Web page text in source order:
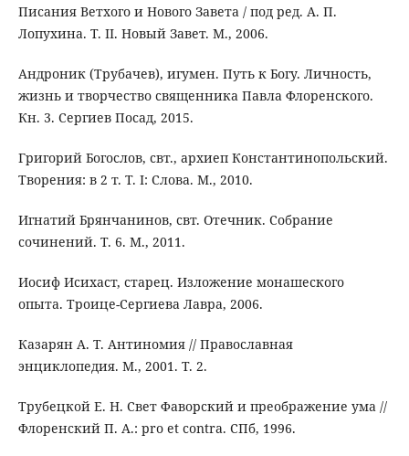
Писания Ветхого и Нового Завета / под ред. А. П.
Лопухина. Т. II. Новый Завет. М., 2006.
Андроник (Трубачев), игумен. Путь к Богу. Личность,
жизнь и творчество священника Павла Флоренского.
Кн. 3. Сергиев Посад, 2015.
Григорий Богослов, свт., архиеп Константинопольский.
Творения: в 2 т. Т. I: Слова. М., 2010.
Игнатий Брянчанинов, свт. Отечник. Собрание
сочинений. Т. 6. М., 2011.
Иосиф Исихаст, старец. Изложение монашеского
опыта. Троице-Сергиева Лавра, 2006.
Казарян А. Т. Антиномия // Православная
энциклопедия. М., 2001. Т. 2.
Трубецкой Е. Н. Свет Фаворский и преображение ума //
Флоренский П. А.: pro et contra. СПб, 1996.